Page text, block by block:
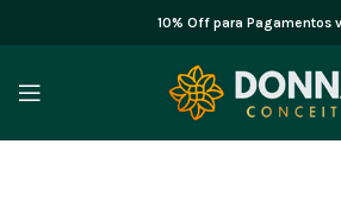
10% Off para Pagamentos